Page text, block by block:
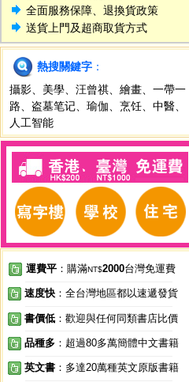
全面服務保障、退換貨政策
送貨上門及超商取貨方式
熱搜關鍵字 ：
攝影
美學 汪曾祺 繪畫
一帶一
路
盗墓笔记 瑜伽 烹饪 中醫
人工智能
運費平 ：購滿NT$2000台灣免運費
速度快 ：全台灣地區都以速遞發貨
書價低 ：歡迎與任何同類書店比價
品種多 ：超過80多萬簡體中文書籍
英文書 ：多達20萬種英文原版書籍